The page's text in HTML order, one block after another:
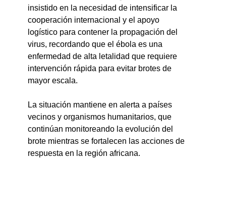
insistido en la necesidad de intensificar la
cooperación internacional y el apoyo
logístico para contener la propagación del
virus, recordando que el ébola es una
enfermedad de alta letalidad que requiere
intervención rápida para evitar brotes de
mayor escala.
La situación mantiene en alerta a países
vecinos y organismos humanitarios, que
continúan monitoreando la evolución del
brote mientras se fortalecen las acciones de
respuesta en la región africana.